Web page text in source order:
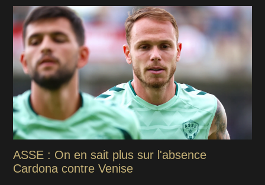
ASSE : On en sait plus sur l'absence
Cardona contre Venise